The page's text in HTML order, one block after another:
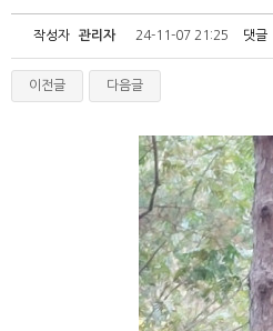
작성자 관리자 24-11-07 21:25 댓글
이전글 다음글